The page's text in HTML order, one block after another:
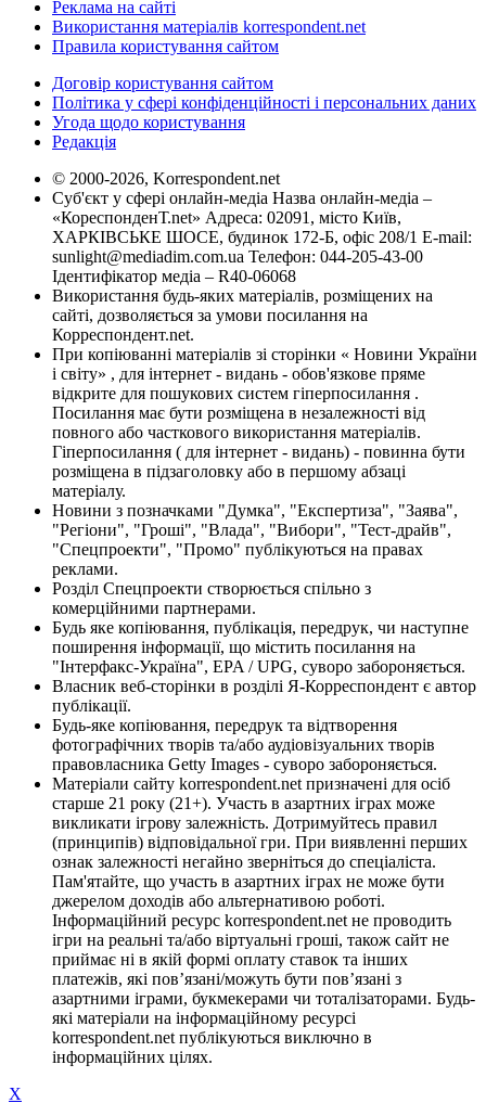
Реклама на сайті
Використання матеріалів korrespondent.net
Правила користування сайтом
Договір користування сайтом
Політика у сфері конфіденційності і персональних даних
Угода щодо користування
Редакція
© 2000-2026, Korrespondent.net
Суб'єкт у сфері онлайн-медіа Назва онлайн-медіа –
«КореспонденТ.net» Адреса: 02091, місто Київ,
ХАРКІВСЬКЕ ШОСЕ, будинок 172-Б, офіс 208/1 E-mail:
sunlight@mediadim.com.ua Телефон: 044-205-43-00
Ідентифікатор медіа – R40-06068
Використання будь-яких матеріалів, розміщених на
сайті, дозволяється за умови посилання на
Корреспондент.net.
При копіюванні матеріалів зі сторінки « Новини України
і світу» , для інтернет - видань - обов'язкове пряме
відкрите для пошукових систем гіперпосилання .
Посилання має бути розміщена в незалежності від
повного або часткового використання матеріалів.
Гіперпосилання ( для інтернет - видань) - повинна бути
розміщена в підзаголовку або в першому абзаці
матеріалу.
Новини з позначками "Думка", "Експертиза", "Заява",
"Регіони", "Гроші", "Влада", "Вибори", "Тест-драйв",
"Спецпроекти", "Промо" публікуються на правах
реклами.
Розділ Спецпроекти створюється спільно з
комерційними партнерами.
Будь яке копіювання, публікація, передрук, чи наступне
поширення інформації, що містить посилання на
"Інтерфакс-Україна", EPA / UPG, суворо забороняється.
Власник веб-сторінки в розділі Я-Корреспондент є автор
публікації.
Будь-яке копіювання, передрук та відтворення
фотографічних творів та/або аудіовізуальних творів
правовласника Getty Images - суворо забороняється.
Матеріали сайту korrespondent.net призначені для осіб
старше 21 року (21+). Участь в азартних іграх може
викликати ігрову залежність. Дотримуйтесь правил
(принципів) відповідальної гри. При виявленні перших
ознак залежності негайно зверніться до спеціаліста.
Пам'ятайте, що участь в азартних іграх не може бути
джерелом доходів або альтернативою роботі.
Інформаційний ресурс korrespondent.net не проводить
ігри на реальні та/або віртуальні гроші, також сайт не
приймає ні в якій формі оплату ставок та інших
платежів, які пов’язані/можуть бути пов’язані з
азартними іграми, букмекерами чи тоталізаторами. Будь-
які матеріали на інформаційному ресурсі
korrespondent.net публікуються виключно в
інформаційних цілях.
X